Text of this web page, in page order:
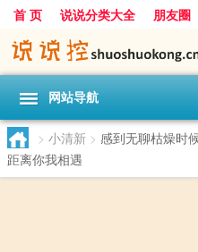
首 页 说说分类大全 朋友圈
励志
爱情 搞笑
网站导航
> 小清新 > 感到无聊枯燥时
距离你我相遇